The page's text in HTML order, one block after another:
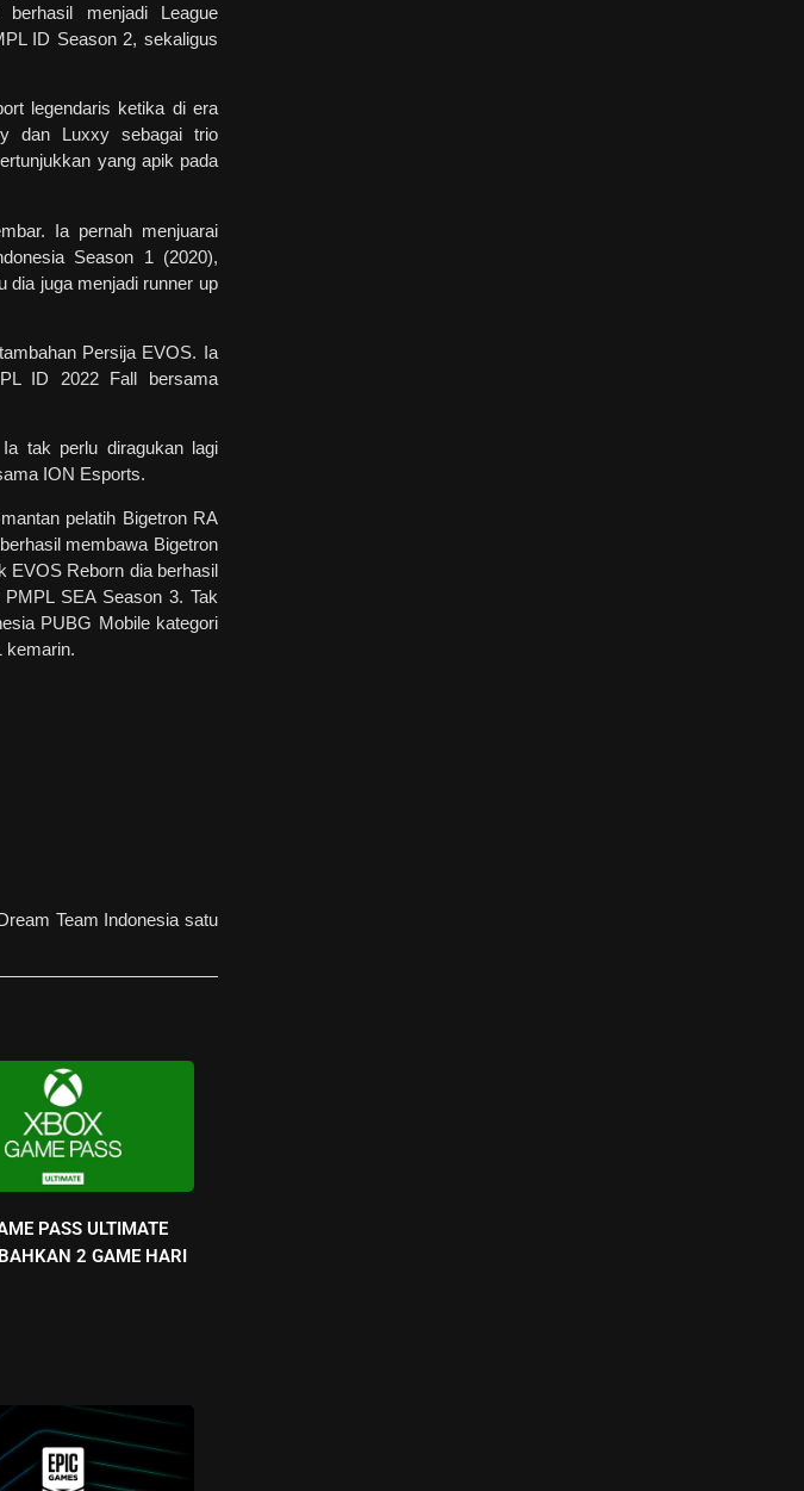
menjadi League
ID Season 2, sekaligus
legendaris ketika di era
dan Luxxy sebagai trio
yang apik pada
Ia pernah menjuarai
Season 1 (2020),
dia juga menjadi runner up
Persija EVOS. Ia
ID 2022 Fall bersama
tak perlu diragukan lagi
ION Esports.
pelatih Bigetron RA
membawa Bigetron
EVOS Reborn dia berhasil
SEA Season 3. Tak
PUBG Mobile kategori
kemarin.
Team Indonesia satu
PASS ULTIMATE
2 GAME HARI